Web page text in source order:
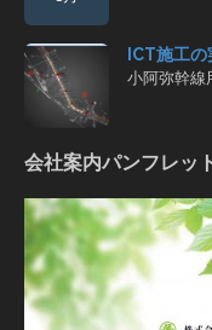
ICT施工
小阿弥幹
会社案内パンフレッ